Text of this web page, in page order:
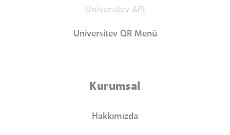
Universitev API
Universitev QR Menü
Kurumsal
Hakkımızda